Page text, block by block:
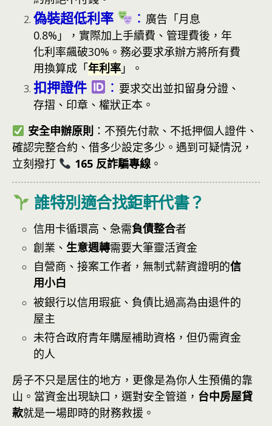
偽裝超低利率 ： 廣告「月息
0.8%」，實際加上手續費、管理費後，年
化利率飆破30%。務必要求承辦方將所有費
用換算成「年利率 」。
扣押證件 ： 要求交出並扣留身分證、
存摺、印章、權狀正本。
安全申辦原則 ：不預先付款、不抵押個人證件、
確認完整合約、借多少設定多少。遇到可疑情況，
立刻撥打
165 反詐騙專線。
誰特別適合找鉅軒代書？
信用卡循環高、急需負債整合者
創業、 生意週轉需要大筆靈活資金
自營商、接案工作者，無制式薪資證明的信
用小白
被銀行以信用瑕疵、負債比過高為由退件的
屋主
未符合政府青年購屋補助資格，但仍需資金
的人
房子不只是居住的地方，更像是為你人生預備的靠
山。當資金出現缺口，選對安全管道， 台中房屋貸
款就是一場即時的財務救援。